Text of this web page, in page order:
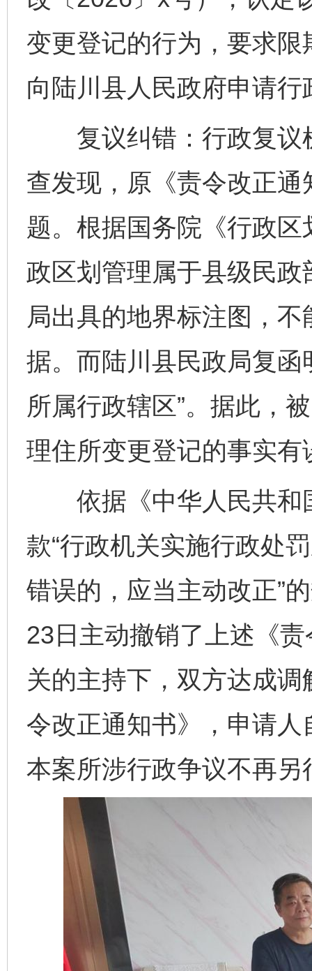
变更登记的行为，要求
向陆川县人民政府申请行
复议纠错：行政复议
查发现，原《责令改正
题。根据国务院《行政
政区划管理属于县级民
局出具的地界标注图，
据。而陆川县民政局复函
所属行政辖区”。据此，
理住所变更登记的事实
依据《中华人民共和
款“行政机关实施行政处
错误的，应当主动改正”
23日主动撤销了上述《
关的主持下，双方达成
令改正通知书》，申请
本案所涉行政争议不再另